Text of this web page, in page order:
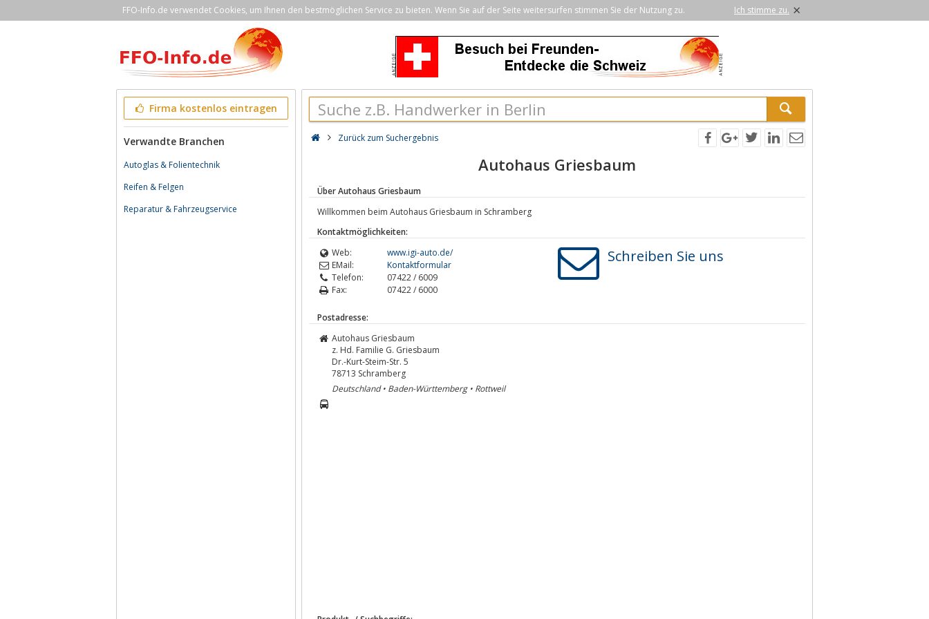
FFO-Info.de verwendet Cookies, um Ihnen den bestmöglichen Service zu bieten. Wenn Sie auf der Seite weitersurfen stimmen Sie der Nutzung zu. Ich stimme zu. ×
Firma kostenlos eintragen
Verwandte Branchen
Autoglas & Folientechnik
Reifen & Felgen
Reparatur & Fahrzeugservice
Zurück zum Suchergebnis
Autohaus Griesbaum
Über Autohaus Griesbaum
Willkommen beim Autohaus Griesbaum in Schramberg
Kontaktmöglichkeiten:
Web:
www.igi-auto.de/
EMail:
Kontaktformular
Telefon:
07422 / 6009
Fax:
07422 / 6000
Schreiben Sie uns
Postadresse:
Autohaus Griesbaum
z. Hd. Familie G. Griesbaum
Dr.-Kurt-Steim-Str. 5
78713 Schramberg
Deutschland • Baden-Württemberg • Rottweil